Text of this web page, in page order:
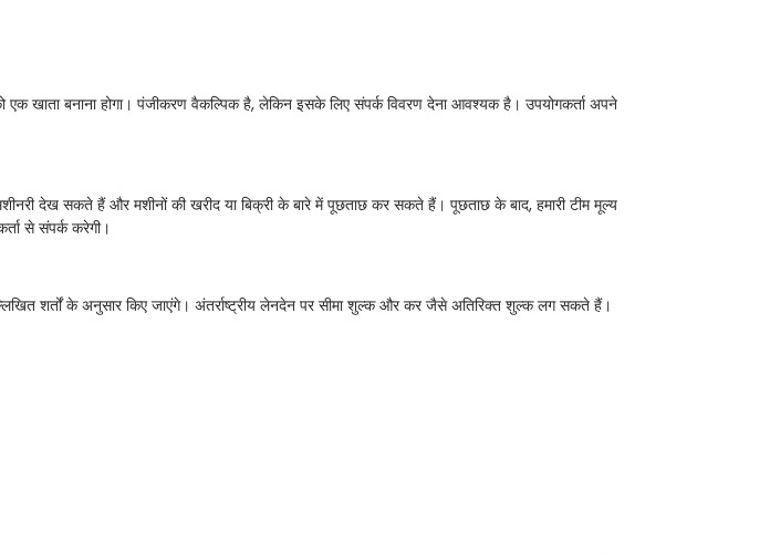
खाता बनाना होगा। पंजीकरण वैकल्पिक है, लेकिन इसके लिए संपर्क विवरण देना आवश्यक है। उपयोगकर्ता अपने
देख सकते हैं और मशीनों की खरीद या बिक्री के बारे में पूछताछ कर सकते हैं। पूछताछ के बाद, हमारी टीम मूल्य
से संपर्क करेगी।
शर्तों के अनुसार किए जाएंगे। अंतर्राष्ट्रीय लेनदेन पर सीमा शुल्क और कर जैसे अतिरिक्त शुल्क लग सकते हैं।